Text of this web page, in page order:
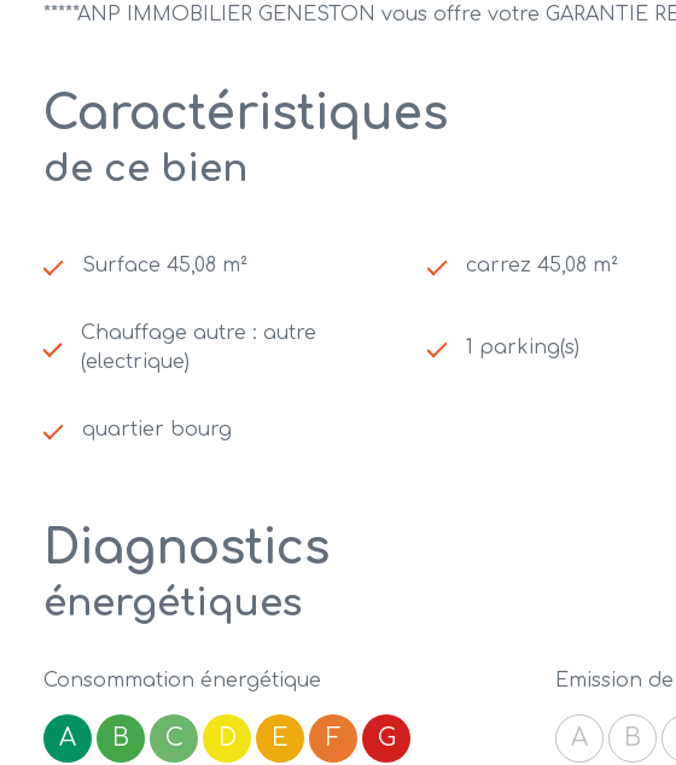
*****ANP IMMOBILIER GENESTON vous offre votre GARANTIE
Caractéristiques
de ce bien
Surface 45,08 m² carrez 45,08 m²
Chauffage autre : autre
(electrique)
1 parking(s)
quartier bourg
Diagnostics
énergétiques
Consommation énergétique
A B C D E F G
Emission
A B